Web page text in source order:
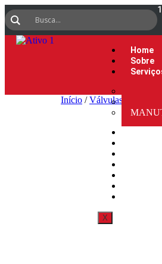
Home
Sobre
X
Início /Válvulas de